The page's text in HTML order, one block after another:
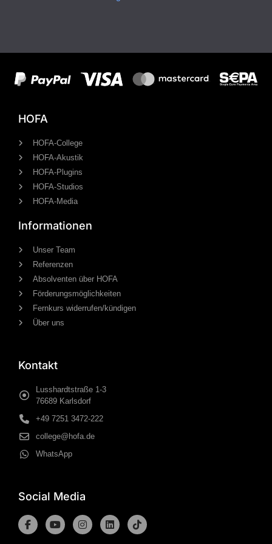
HOFA
HOFA-College
HOFA-Akustik
HOFA-Plugins
HOFA-Studios
HOFA-Media
Informationen
Unser Team
Referenzen
Absolventen über HOFA
Förderungsmöglichkeiten
Fernkurs widerrufen/kündigen
Über uns
Kontakt
Lusshardtstraße 1-3
76689 Karlsdorf
+49 7251 3472-222
college@hofa.de
WhatsApp
Social Media